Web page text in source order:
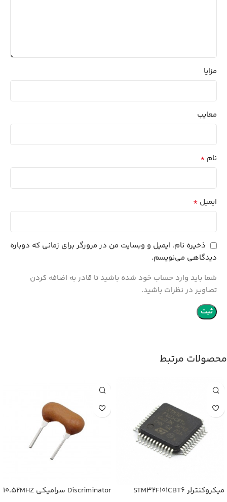
مزایا
معایب
نام *
ایمیل *
ذخیره نام، ایمیل و وبسایت من در مرورگر برای زمانی که دوباره
دیدگاهی می‌نویسم.
شما باید وارد حساب خود شده باشید تا قادر به اضافه کردن
تصاویر در نظرات باشید.
محصولات مرتبط
میکروکنترلر STM32F101CBT6 Discriminator سرامیکی 10.52MHZ